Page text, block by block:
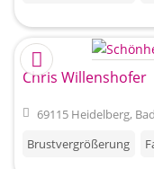
Chris Willenshofer
69115 Heidelberg,
Brustvergrößerung